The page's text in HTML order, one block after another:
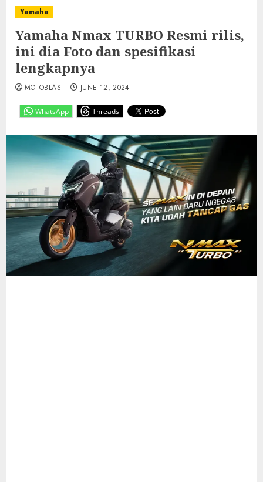
Yamaha
Yamaha Nmax TURBO Resmi rilis,
ini dia Foto dan spesifikasi
lengkapnya
WhatsApp Threads
MOTOBLAST JUNE 12, 2024